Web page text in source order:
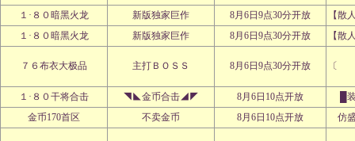
１·８０暗黑火龙 新版独家巨作 8月6日9点30分开放
【散
１·８０暗黑火龙
新版独家巨作 8月6日9点30分开放 【散
７６布衣大极品 主打ＢＯＳＳ 8月6日9点30分开放 〔
１·８０干将合击 ◥◣金币合击◢◤ 8月6日10点开放
█
金币170首区
不卖金币 8月6日10点开放 仿